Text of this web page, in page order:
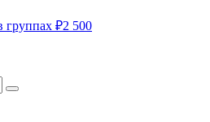
группах ₽2 500